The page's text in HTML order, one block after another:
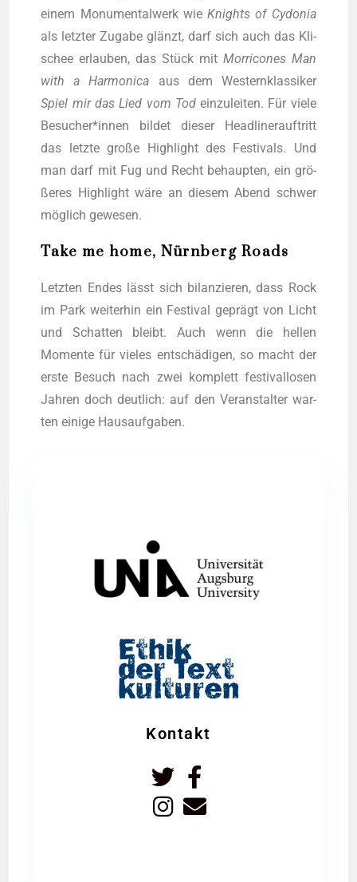
einem Monu­men­tal­werk wieKnights of Cydo­nia
als letz­ter Zuga­be glänzt, darf sich auch das Kli­
schee erlau­ben, das Stück mit Mor­rico­nes Man
with a Har­mo­ni­ca aus dem Wes­tern­klas­si­ker
Spiel mir das Lied vom Todein­zu­lei­ten. Für vie­le
Besucher*innen bil­det die­ser Head­liner­auf­tritt
das letz­te gro­ße High­light des Fes­ti­vals. Und
man darf mit Fug und Recht behaup­ten, ein grö­
ße­res High­light wäre an die­sem Abend schwer
mög­lich gewesen.
Take me home, Nürnberg Roads
Letz­ten Endes lässt sich bilan­zie­ren, dass Rock
im Park wei­ter­hin ein Fes­ti­val geprägt von Licht
und Schat­ten bleibt. Auch wenn die hel­len
Momen­te für vie­les ent­schä­di­gen, so macht der
ers­te Besuch nach zwei kom­plett fes­ti­vallo­sen
Jah­ren doch deut­lich: auf den Ver­an­stal­ter war­
ten eini­ge Hausaufgaben.
Kontakt